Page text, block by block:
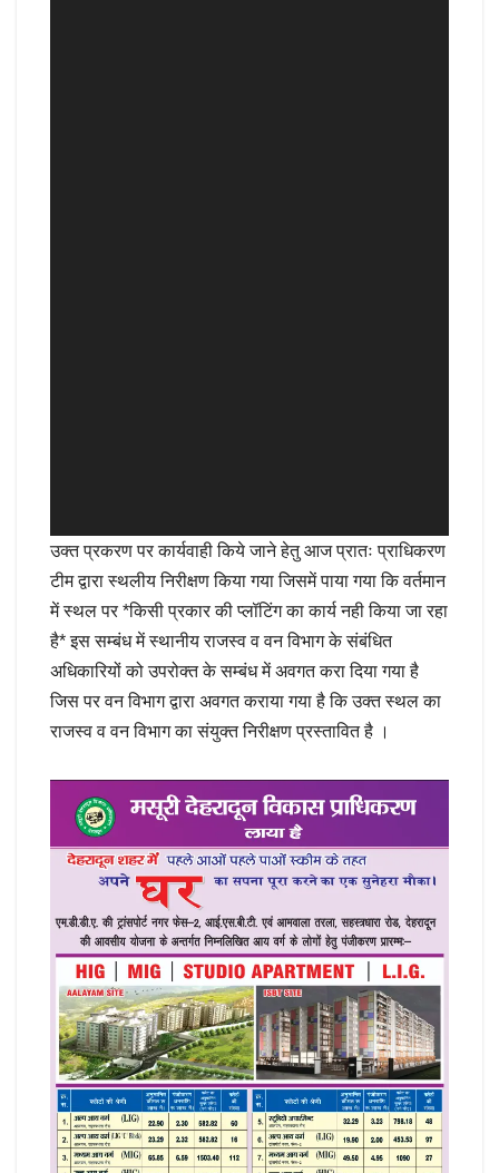
उक्त प्रकरण पर कार्यवाही किये जाने हेतु आज प्रातः प्राधिकरण
टीम द्वारा स्थलीय निरीक्षण किया गया जिसमें पाया गया कि वर्तमान
में स्थल पर *किसी प्रकार की प्लॉटिंग का कार्य नही किया जा रहा
है* इस सम्बंध में स्थानीय राजस्व व वन विभाग के संबंधित
अधिकारियों को उपरोक्त के सम्बंध में अवगत करा दिया गया है
जिस पर वन विभाग द्वारा अवगत कराया गया है कि उक्त स्थल का
राजस्व व वन विभाग का संयुक्त निरीक्षण प्रस्तावित है ।